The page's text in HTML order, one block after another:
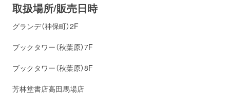
取扱場所/販売日時
グランデ（神保町）2F
ブックタワー（秋葉原）7F
ブックタワー（秋葉原）8F
芳林堂書店高田馬場店